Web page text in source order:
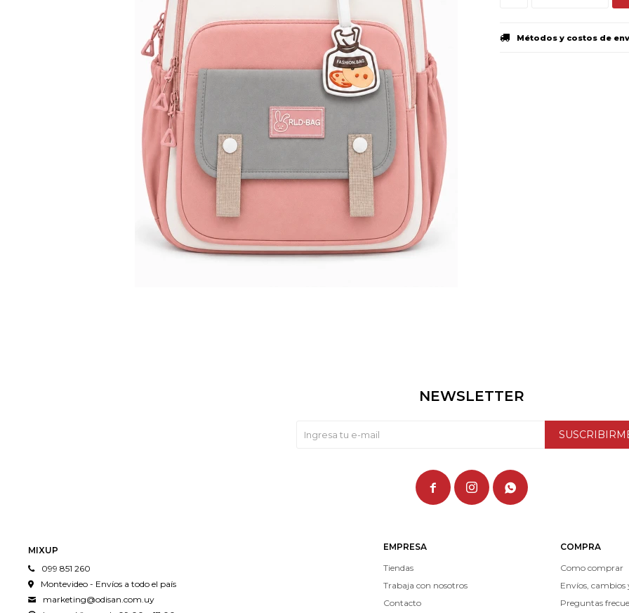
Métodos y costos de
MIXUP
099 851 260
Montevideo - Envíos a todo el país
marketing@odisan.com.uy
EMPRESA
Tiendas
Trabaja con nosotros
Contacto
COMPRA
Como comprar
Envíos, cambios
Preguntas
NEWSLETTER
  